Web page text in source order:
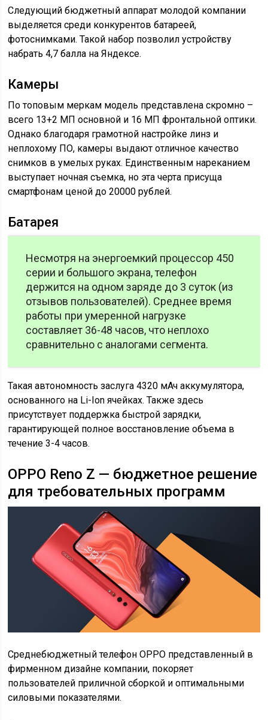
Следующий бюджетный аппарат молодой компании
выделяется среди конкурентов батареей,
фотоснимками. Такой набор позволил устройству
набрать 4,7 балла на Яндексе.
Камеры
По топовым меркам модель представлена скромно –
всего 13+2 МП основной и 16 МП фронтальной оптики.
Однако благодаря грамотной настройке линз и
неплохому ПО, камеры выдают отличное качество
снимков в умелых руках. Единственным нареканием
выступает ночная съемка, но эта черта присуща
смартфонам ценой до 20000 рублей.
Батарея
Несмотря на энергоемкий процессор 450
серии и большого экрана, телефон
держится на одном заряде до 3 суток (из
отзывов пользователей). Среднее время
работы при умеренной нагрузке
составляет 36-48 часов, что неплохо
сравнительно с аналогами сегмента.
Такая автономность заслуга 4320 мАч аккумулятора,
основанного на Li-Ion ячейках. Также здесь
присутствует поддержка быстрой зарядки,
гарантирующей полное восстановление объема в
течение 3-4 часов.
OPPO Reno Z — бюджетное решение
для требовательных программ
Среднебюджетный телефон OPPO представленный в
фирменном дизайне компании, покоряет
пользователей приличной сборкой и оптимальными
силовыми показателями.